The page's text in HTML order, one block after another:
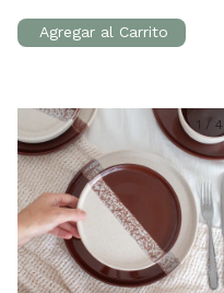
1 / 4